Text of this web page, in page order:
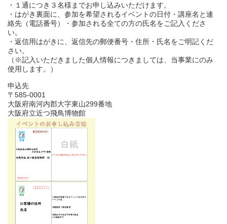
・１通につき３名様までお申し込みいただけます。
・はがき裏面に、参加を希望されるイベントの日付・講座名と連
絡先（電話番号）・参加される全ての方の氏名をご記入くださ
い。
・返信用はがきに、返信先の郵便番号・住所・氏名をご明記くだ
さい。
（※記入いただきました個人情報につきましては、当事業にのみ
使用します。）
申込先
〒585-0001
大阪府南河内郡大字東山299番地
大阪府立近つ飛鳥博物館